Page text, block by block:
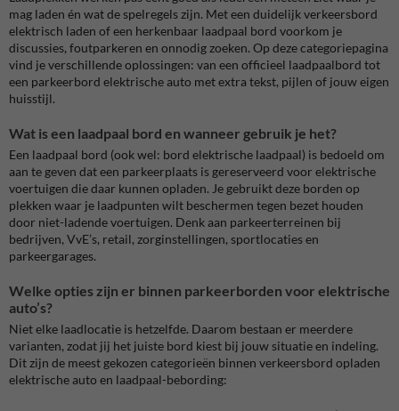
mag laden én wat de spelregels zijn. Met een duidelijk verkeersbord
elektrisch laden of een herkenbaar laadpaal bord voorkom je
discussies, foutparkeren en onnodig zoeken. Op deze categoriepagina
vind je verschillende oplossingen: van een officieel laadpaalbord tot
een parkeerbord elektrische auto met extra tekst, pijlen of jouw eigen
huisstijl.
Wat is een laadpaal bord en wanneer gebruik je het?
Een laadpaal bord (ook wel: bord elektrische laadpaal) is bedoeld om
aan te geven dat een parkeerplaats is gereserveerd voor elektrische
voertuigen die daar kunnen opladen. Je gebruikt deze borden op
plekken waar je laadpunten wilt beschermen tegen bezet houden
door niet-ladende voertuigen. Denk aan parkeerterreinen bij
bedrijven, VvE’s, retail, zorginstellingen, sportlocaties en
parkeergarages.
Welke opties zijn er binnen parkeerborden voor elektrische
auto’s?
Niet elke laadlocatie is hetzelfde. Daarom bestaan er meerdere
varianten, zodat jij het juiste bord kiest bij jouw situatie en indeling.
Dit zijn de meest gekozen categorieën binnen verkeersbord opladen
elektrische auto en laadpaal-bebording: